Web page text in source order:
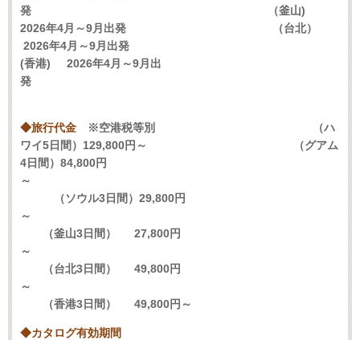
発 （釜山)
2026年4月～9月出発 （台北）
2026年4月～9月出発
(香港) 2026年4月～9月出
発
◆旅行代金 ※空港税等別
（ハ
ワイ5日間）129,800円～
（グアム
4日間）84,800円
～
（ソウル3日間）29,800円
～
（釜山3日間） 27,800円
～
（台北3日間） 49,800円
～
（香港3日間） 49,800円～
◆カタログ有効期間